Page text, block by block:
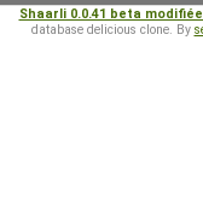
Shaarli 0.0.41 beta
database delicious clone. By